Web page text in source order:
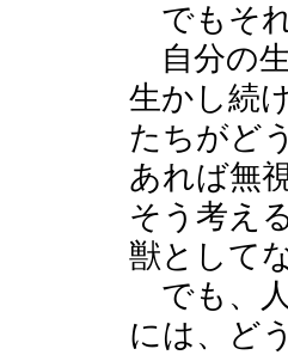
でもそ
自分の
生かし続
たちがど
あれば無
そう考え
獣として
でも、
には、ど